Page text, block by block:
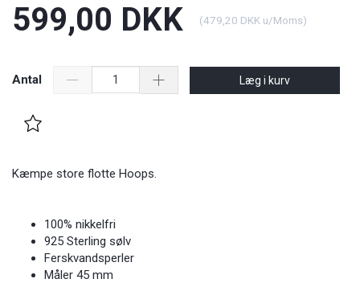
599,00 DKK (479,20 DKK u/Moms)
Antal Læg i kurv
Kæmpe store flotte Hoops.
100% nikkelfri
925 Sterling sølv
Ferskvandsperler
Måler 45 mm